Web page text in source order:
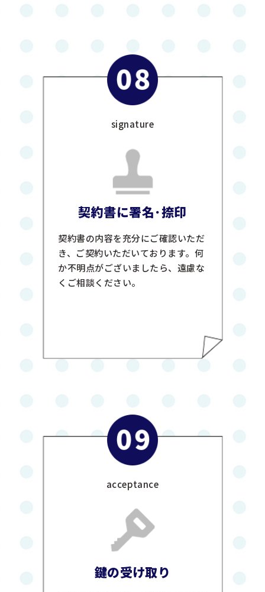
signature
契約書に署名･捺印
契約書の内容を充分にご確認いただ
き、ご契約いただいております。何
か不明点がございましたら、遠慮な
くご相談ください。
acceptance
鍵の受け取り